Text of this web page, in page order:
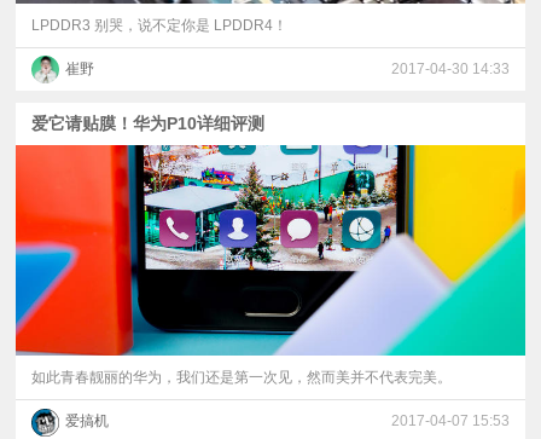
普
验
LPDDR3 别哭，说不定你是 LPDDR4！
崔野 2017-04-30 14:33
爱它请贴膜！华为P10详细评测
如此青春靓丽的华为，我们还是第一次见，然而美并不代表完美。
爱搞机 2017-04-07 15:53